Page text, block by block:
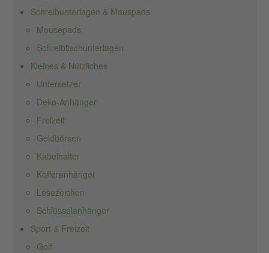
Schreibunterlagen & Mauspads
Mousepads
Schreibtischunterlagen
Kleines & Nützliches
Untersetzer
Deko-Anhänger
Freizeit
Geldbörsen
Kabelhalter
Kofferanhänger
Lesezeichen
Schlüsselanhänger
Sport & Freizeit
Golf